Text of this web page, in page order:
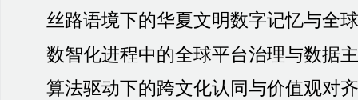
丝路语境下的华夏文明数字记忆与全
数智化进程中的全球平台治理与数据
算法驱动下的跨文化认同与价值观对齐